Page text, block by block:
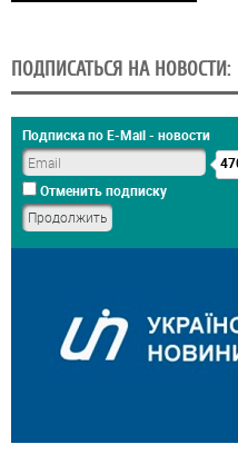
ПОДПИСАТЬСЯ НА НОВОСТИ:
Подписка по E-Mail - новости
Отменить подписку